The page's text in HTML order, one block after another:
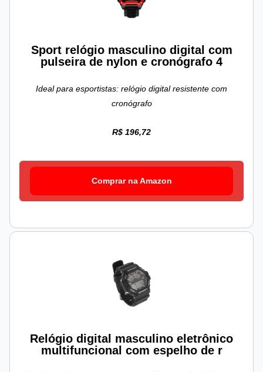
Sport relógio masculino digital com
pulseira de nylon e cronógrafo 4
Ideal para esportistas: relógio digital resistente com
cronógrafo
R$ 196,72
Comprar na Amazon
Relógio digital masculino eletrônico
multifuncional com espelho de r